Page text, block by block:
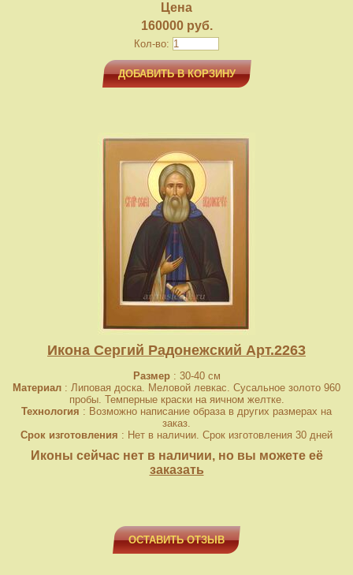
Цена
160000 руб.
Кол-во:
ДОБАВИТЬ В КОРЗИНУ
Икона Сергий Радонежский Арт.2263
Размер: 30-40 см
Материал : Липовая доска. Меловой левкас. Сусальное золото 960
пробы. Темперные краски на яичном желтке.
Технология : Возможно написание образа в других размерах на
заказ.
Срок изготовления : Нет в наличии. Срок изготовления 30 дней
Иконы сейчас нет в наличии, но вы можете её
заказать
ОСТАВИТЬ ОТЗЫВ